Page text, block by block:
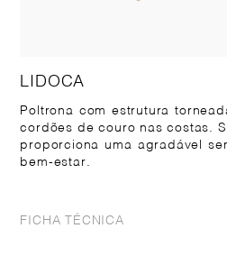
LIDOCA
Poltrona com estrutura
cordões de couro nas costas.
proporciona uma agradável
bem-estar.
FICHA TÉCNICA